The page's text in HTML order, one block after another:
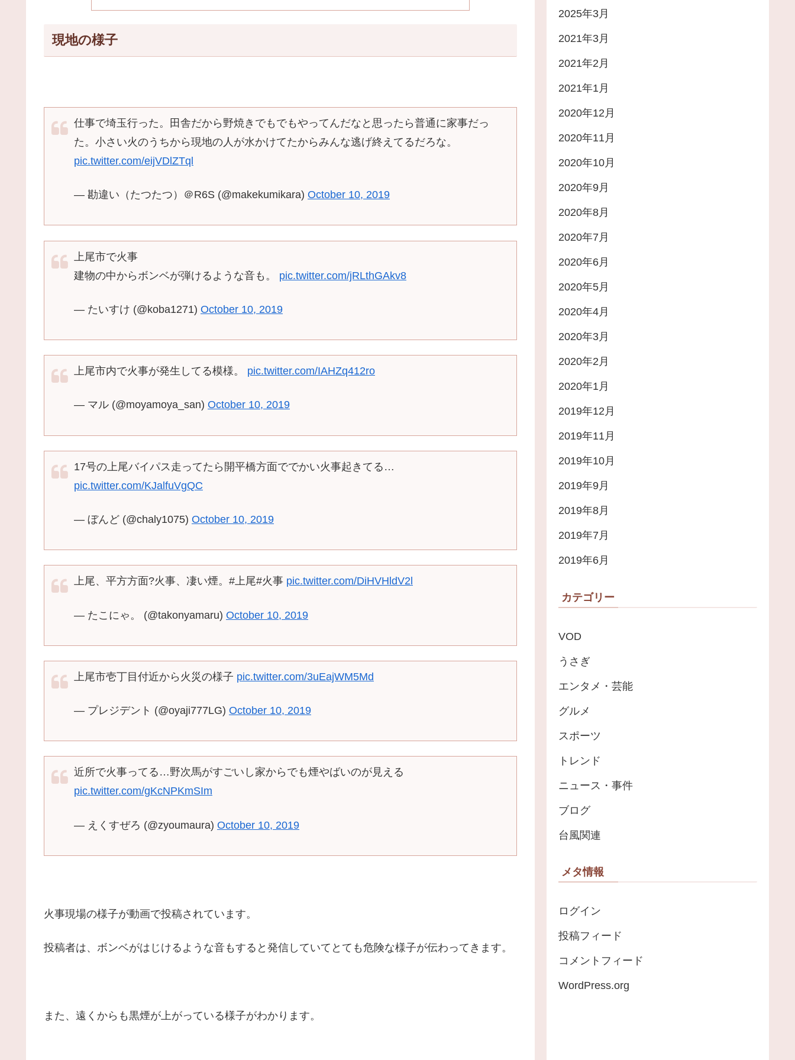
現地の様子
仕事で埼玉行った。田舎だから野焼きでもでもやってんだなと思ったら普通に家事だっ
た。小さい火のうちから現地の人が水かけてたからみんな逃げ終えてるだろな。
pic.twitter.com/eijVDlZTql
— 勘違い（たつたつ）＠R6S (@makekumikara) October 10, 2019
上尾市で火事
建物の中からボンベが弾けるような音も。 pic.twitter.com/jRLthGAkv8
— たいすけ (@koba1271) October 10, 2019
上尾市内で火事が発生してる模様。 pic.twitter.com/IAHZq412ro
— マル (@moyamoya_san) October 10, 2019
17号の上尾バイパス走ってたら開平橋方面ででかい火事起きてる…
pic.twitter.com/KJalfuVgQC
— ぼんど (@chaly1075) October 10, 2019
上尾、平方方面?火事、凄い煙。#上尾#火事 pic.twitter.com/DiHVHldV2l
— たこにゃ。 (@takonyamaru) October 10, 2019
上尾市壱丁目付近から火災の様子 pic.twitter.com/3uEajWM5Md
— プレジデント (@oyaji777LG) October 10, 2019
近所で火事ってる…野次馬がすごいし家からでも煙やばいのが見える
pic.twitter.com/gKcNPKmSIm
— えくすぜろ (@zyoumaura) October 10, 2019
火事現場の様子が動画で投稿されています。
投稿者は、ボンベがはじけるような音もすると発信していてとても危険な様子が伝わってきます。
また、遠くからも黒煙が上がっている様子がわかります。
2025年3月
2021年3月
2021年2月
2021年1月
2020年12月
2020年11月
2020年10月
2020年9月
2020年8月
2020年7月
2020年6月
2020年5月
2020年4月
2020年3月
2020年2月
2020年1月
2019年12月
2019年11月
2019年10月
2019年9月
2019年8月
2019年7月
2019年6月
カテゴリー
VOD
うさぎ
エンタメ・芸能
グルメ
スポーツ
トレンド
ニュース・事件
ブログ
台風関連
メタ情報
ログイン
投稿フィード
コメントフィード
WordPress.org